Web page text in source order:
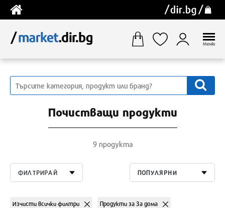
Меню
Почистващи продукти
9 продукта
ФИЛТРИРАЙ ПОПУЛЯРНИ
Изчисти всички филтри Продукти за За дома